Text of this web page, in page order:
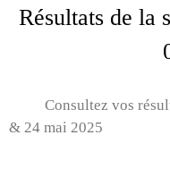
Résultats de la
Consultez vos
& 24 mai 2025